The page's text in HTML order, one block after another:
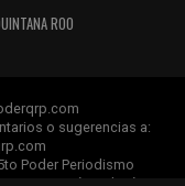
ROO
o sugerencias a:
Poder Periodismo